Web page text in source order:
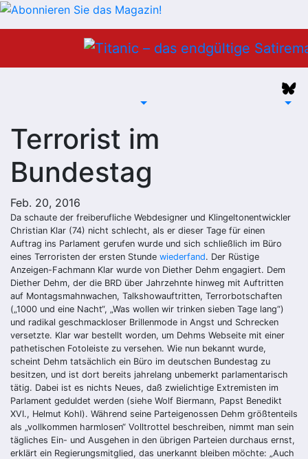
Terrorist im
Bundestag
Feb. 20, 2016
Da schaute der freiberufliche Webdesigner und Klingeltonentwickler
Christian Klar (74) nicht schlecht, als er dieser Tage für einen
Auftrag ins Parlament gerufen wurde und sich schließlich im Büro
eines Terroristen der ersten Stunde wiederfand. Der Rüstige
Anzeigen-Fachmann Klar wurde von Diether Dehm engagiert. Dem
Diether Dehm, der die BRD über Jahrzehnte hinweg mit Auftritten
auf Montagsmahnwachen, Talkshowauftritten, Terrorbotschaften
(„1000 und eine Nacht“, „Was wollen wir trinken sieben Tage lang“)
und radikal geschmackloser Brillenmode in Angst und Schrecken
versetzte. Klar war bestellt worden, um Dehms Webseite mit einer
pathetischen Fotoleiste zu versehen. Wie nun bekannt wurde,
scheint Dehm tatsächlich ein Büro im deutschen Bundestag zu
besitzen, und ist dort bereits jahrelang unbemerkt parlamentarisch
tätig. Dabei ist es nichts Neues, daß zwielichtige Extremisten im
Parlament geduldet werden (siehe Wolf Biermann, Papst Benedikt
XVI., Helmut Kohl). Während seine Parteigenossen Dehm größtenteils
als „vollkommen harmlosen“ Volltrottel beschreiben, nimmt man sein
tägliches Ein- und Ausgehen in den übrigen Parteien durchaus ernst,
erklärt ein Regierungsmitglied, das unerkannt bleiben möchte: „Auch